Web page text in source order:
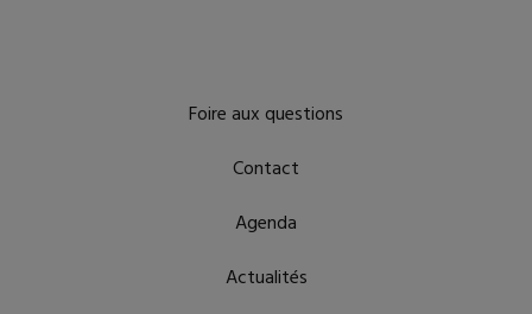
Foire aux questions
Contact
Agenda
Actualités